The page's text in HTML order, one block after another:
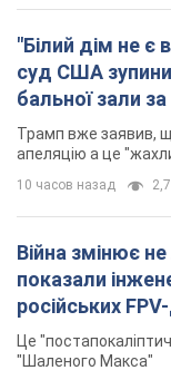
"Білий дім не є
суд США
бальної зали
Трамп вже заявив,
апеляцію а це
10 часов назад
Війна змінює
показали
російських
Це
"Шаленого Макса"